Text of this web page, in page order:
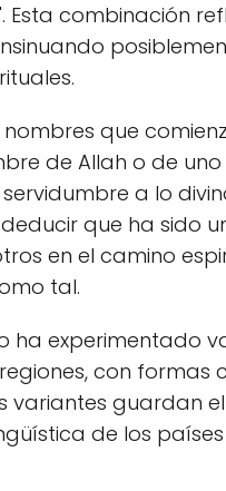
combinación
que
de Allah o de
a lo
que ha sido
en el camino
tal.
ha experimentado
con formas
variantes guardan
de los